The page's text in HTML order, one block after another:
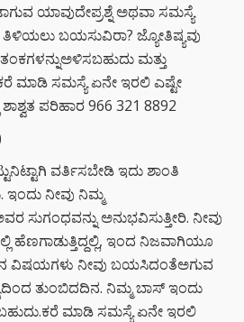
ಯಾವುದೇಪ್ರಶ್ನೆ ಅಥವಾ ಸಮಸ್ಯೆ
ತಿಳಿಯಲು ಬಯಸುವಿರಾ? ಜ್ಯೋತಿಷ್ಯವು
ಮತ್ತು
ಮಾಡಿ ಸಮಸ್ಯೆ ಏನೇ ಇರಲಿ ಎಷ್ಟೇ
ಪರಿಹಾರ 966 321 8892
ವರ್ತಿಸಬೇಡಿ ಇದು ಶಾಂತಿ
ನೀವು ನಿಮ್ಮ
ಸುಗಂಧವನ್ನು ಅನುಭವಿಸುತ್ತೀರಿ. ನೀವು
ಹೆಣಗಾಡುತ್ತಿದ್ದಲ್ಲಿ, ಇಂದ ನಿಜವಾಗಿಯೂ
ವಿಷಯಗಳು ನೀವು ಬಯಸಿದಂತೆಅಗುವ
ತುಂಬಿದದಿನ. ನಿಮ್ಮ ಬಾಸ್ ಇಂದು
ಮಾಡಿ ಸಮಸ್ಯೆ ಏನೇ ಇರಲಿ